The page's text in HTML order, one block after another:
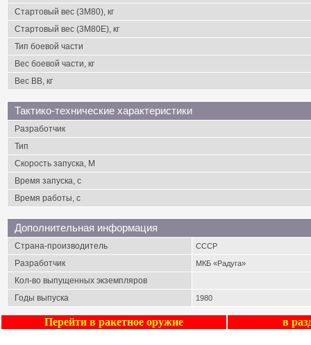
Стартовый вес (3M80), кг
Стартовый вес (3M80E), кг
Тип боевой части
Вес боевой части, кг
Вес ВВ, кг
Тактико-технические характеристики
Разработчик
Тип
Скорость запуска, М
Время запуска, с
Время работы, с
Дополнительная информация
Страна-производитель СССР
Разработчик МКБ «Радуга»
Кол-во выпущенных экземпляров
Годы выпуска
1980
Перейти в ракетное оружие в